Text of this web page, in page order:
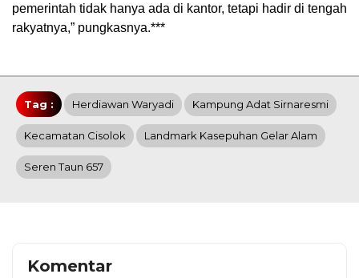
pemerintah tidak hanya ada di kantor, tetapi hadir di tengah
rakyatnya,” pungkasnya.***
Tag : Herdiawan Waryadi Kampung Adat Sirnaresmi
Kecamatan Cisolok Landmark Kasepuhan Gelar Alam
Seren Taun 657
Komentar